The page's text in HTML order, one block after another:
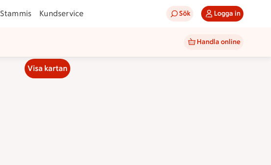
Stammis Kundservice Sök Logga in
Handla online
Visa kartan